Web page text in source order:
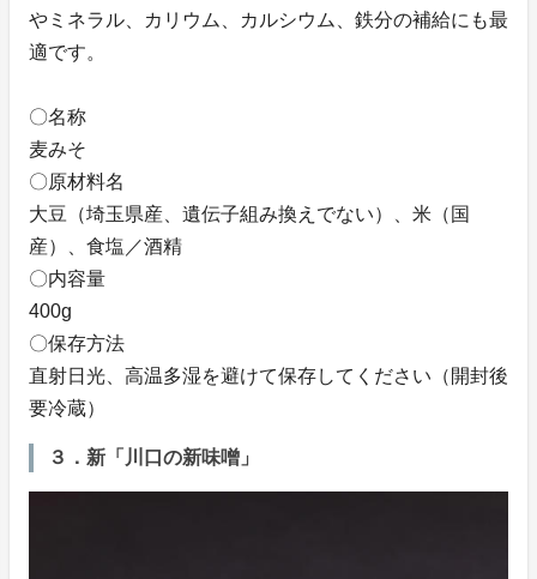
やミネラル、カリウム、カルシウム、鉄分の補給にも最
適です。
〇名称
麦みそ
〇原材料名
大豆（埼玉県産、遺伝子組み換えでない）、米（国
産）、食塩／酒精
〇内容量
400g
〇保存方法
直射日光、高温多湿を避けて保存してください（開封後
要冷蔵）
３．新「川口の新味噌」